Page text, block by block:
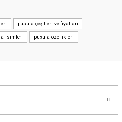
görüntülenemiyor.
bulunuyor.
olmalı.
pusula çeşitleri ve fiyatları
isimleri pusula özellikleri